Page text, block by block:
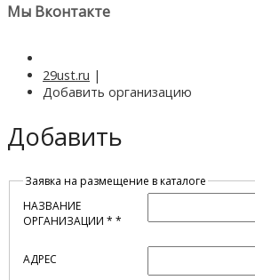
Мы Вконтакте
29ust.ru |
Добавить организацию
Добавить
Заявка на размещение в каталоге
НАЗВАНИЕ
ОРГАНИЗАЦИИ *
АДРЕС